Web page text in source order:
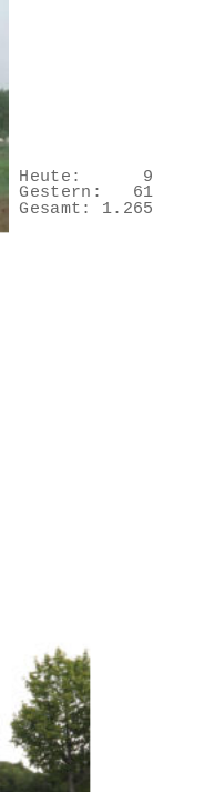
Heute:
9
Gestern:
61
Gesamt:
1.265